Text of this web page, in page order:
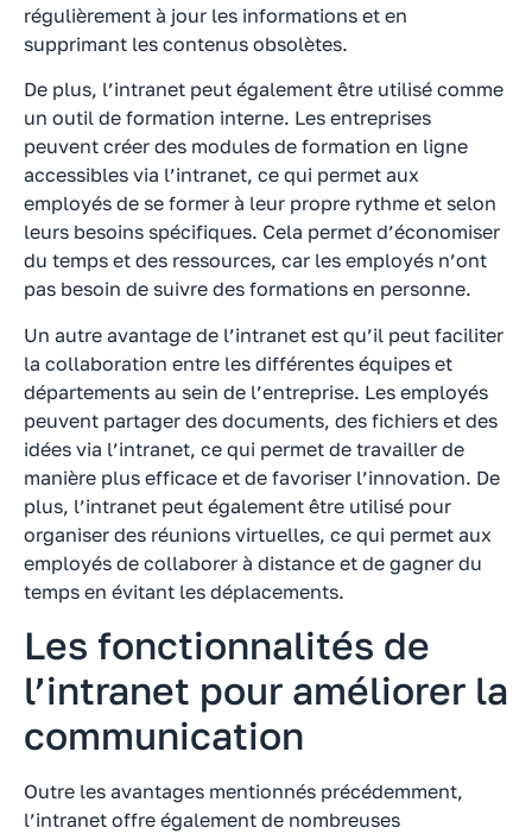
régulièrement à jour les informations et en
supprimant les contenus obsolètes.
De plus, l’intranet peut également être utilisé comme
un outil de formation interne. Les entreprises
peuvent créer des modules de formation en ligne
accessibles via l’intranet, ce qui permet aux
employés de se former à leur propre rythme et selon
leurs besoins spécifiques. Cela permet d’économiser
du temps et des ressources, car les employés n’ont
pas besoin de suivre des formations en personne.
Un autre avantage de l’intranet est qu’il peut faciliter
la collaboration entre les différentes équipes et
départements au sein de l’entreprise. Les employés
peuvent partager des documents, des fichiers et des
idées via l’intranet, ce qui permet de travailler de
manière plus efficace et de favoriser l’innovation. De
plus, l’intranet peut également être utilisé pour
organiser des réunions virtuelles, ce qui permet aux
employés de collaborer à distance et de gagner du
temps en évitant les déplacements.
Les fonctionnalités de
l’intranet pour améliorer la
communication
Outre les avantages mentionnés précédemment,
l’intranet offre également de nombreuses